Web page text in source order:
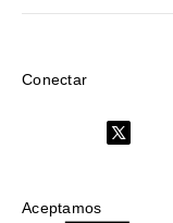
Conectar
Aceptamos